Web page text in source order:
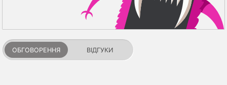
ОБГОВОРЕННЯ ВІДГУКИ